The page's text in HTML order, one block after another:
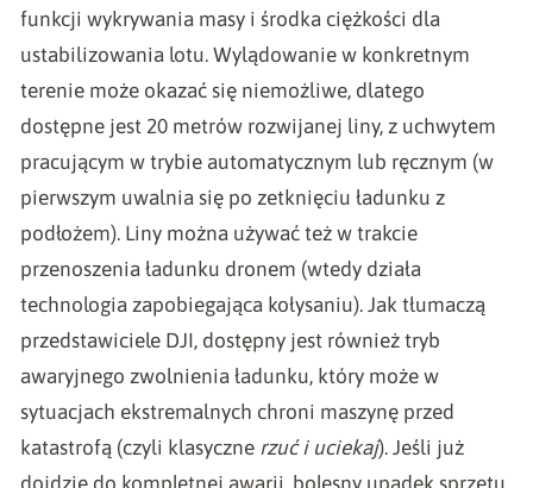
funkcji wykrywania masy i środka ciężkości dla
ustabilizowania lotu. Wylądowanie w konkretnym
terenie może okazać się niemożliwe, dlatego
dostępne jest 20 metrów rozwijanej liny, z uchwytem
pracującym w trybie automatycznym lub ręcznym (w
pierwszym uwalnia się po zetknięciu ładunku z
podłożem). Liny można używać też w trakcie
przenoszenia ładunku dronem (wtedy działa
technologia zapobiegająca kołysaniu). Jak tłumaczą
przedstawiciele DJI, dostępny jest również tryb
awaryjnego zwolnienia ładunku, który może w
sytuacjach ekstremalnych chroni maszynę przed
katastrofą (czyli klasyczne rzuć i uciekaj). Jeśli już
dojdzie do kompletnej awarii, bolesny upadek sprzętu